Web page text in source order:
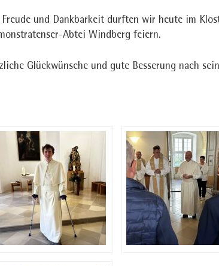
Freude und Dankbarkeit durften wir heute im
Abtei Windberg feiern.
Glückwünsche und gute Besserung nach